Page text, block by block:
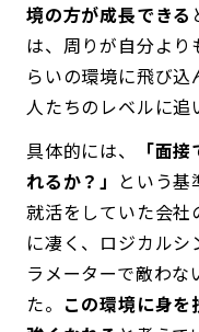
境の方が成長できる
は、周りが自分よ
らいの環境に飛び
人たちのレベルに追
具体的には、
「面
れるか？」 という基
就活をしていた会
に凄く、ロジカル
ラメーターで敵わ
た。 この環境に身